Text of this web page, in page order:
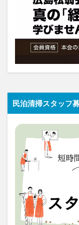
民泊清掃スタッフ